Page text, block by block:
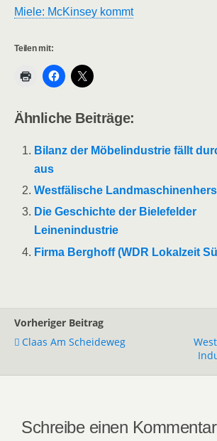
Miele: McKinsey kommt
Teilen mit:
Ähnliche Beiträge:
Bilanz der Möbelindustrie fällt
aus
Westfälische
Die Geschichte der Bielefelder
Leinenindustrie
Firma Berghoff (WDR Lokalzeit
Vorheriger Beitrag
Claas Am Scheideweg
Schreibe einen Kommentar